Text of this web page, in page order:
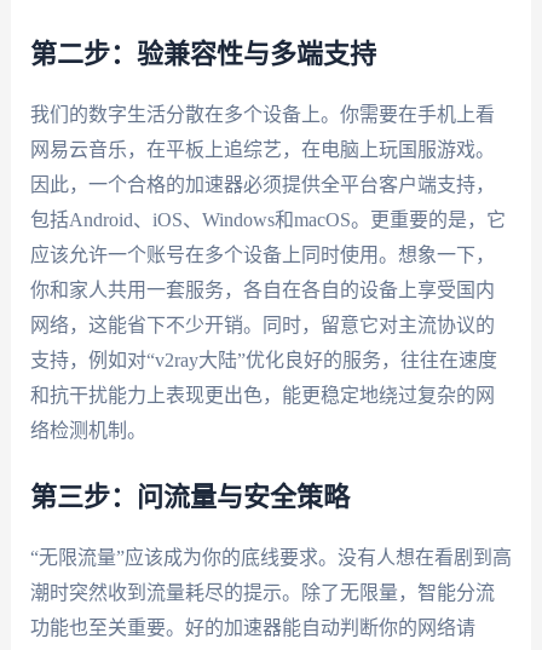
第二步：验兼容性与多端支持
我们的数字生活分散在多个设备上。你需要在手机上看
网易云音乐，在平板上追综艺，在电脑上玩国服游戏。
因此，一个合格的加速器必须提供全平台客户端支持，
包括Android、iOS、Windows和macOS。更重要的是，它
应该允许一个账号在多个设备上同时使用。想象一下，
你和家人共用一套服务，各自在各自的设备上享受国内
网络，这能省下不少开销。同时，留意它对主流协议的
支持，例如对“v2ray大陆”优化良好的服务，往往在速度
和抗干扰能力上表现更出色，能更稳定地绕过复杂的网
络检测机制。
第三步：问流量与安全策略
“无限流量”应该成为你的底线要求。没有人想在看剧到高
潮时突然收到流量耗尽的提示。除了无限量，智能分流
功能也至关重要。好的加速器能自动判断你的网络请